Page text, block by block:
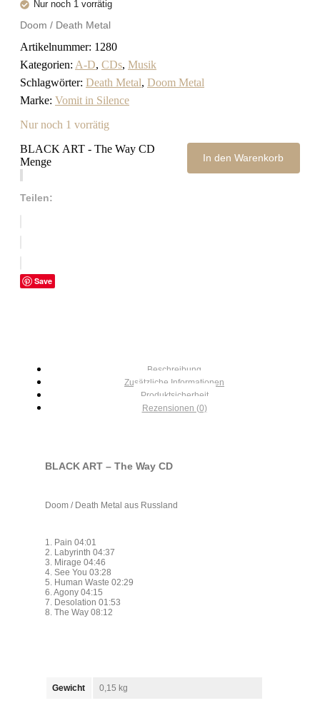
Nur noch 1 vorrätig
Doom / Death Metal
Artikelnummer: 1280
Kategorien: A-D, CDs, Musik
Schlagwörter: Death Metal, Doom Metal
Marke: Vomit in Silence
Nur noch 1 vorrätig
BLACK ART - The Way CD
Menge
In den Warenkorb
Teilen:
Save
Beschreibung
Zusätzliche Informationen
Produktsicherheit
Rezensionen (0)
BLACK ART – The Way CD
Doom / Death Metal aus Russland
1. Pain 04:01
2. Labyrinth 04:37
3. Mirage 04:46
4. See You 03:28
5. Human Waste 02:29
6. Agony 04:15
7. Desolation 01:53
8. The Way 08:12
Gewicht 0,15 kg